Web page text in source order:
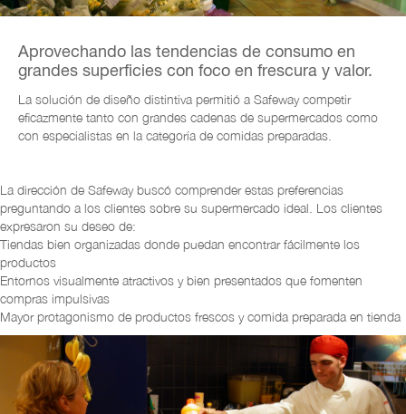
Aprovechando las tendencias de consumo en
grandes superficies con foco en frescura y valor.
La solución de diseño distintiva permitió a Safeway competir
eficazmente tanto con grandes cadenas de supermercados como
con especialistas en la categoría de comidas preparadas.
La dirección de Safeway buscó comprender estas preferencias
preguntando a los clientes sobre su supermercado ideal. Los clientes
expresaron su deseo de:
Tiendas bien organizadas donde puedan encontrar fácilmente los
productos
Entornos visualmente atractivos y bien presentados que fomenten
compras impulsivas
Mayor protagonismo de productos frescos y comida preparada en tienda